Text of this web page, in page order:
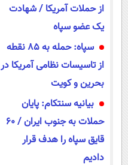
از حملات آمریکا / شهادت
یک عضو سپاه
سپاه: حمله به ۸۵ نقطه
از تاسیسات نظامی آمریکا در
بحرین و کویت
بیانیه سنتکام: پایان
حملات به جنوب ایران / ۶۰
قایق سپاه را هدف قرار
دادیم